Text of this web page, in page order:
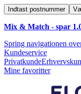
Indtast postnummer
Mix & Match - spar
Spring navigationen
Kundeservice
Privatkunde
Mine favoritter